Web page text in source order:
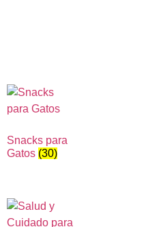
Snacks para
Gatos (30)